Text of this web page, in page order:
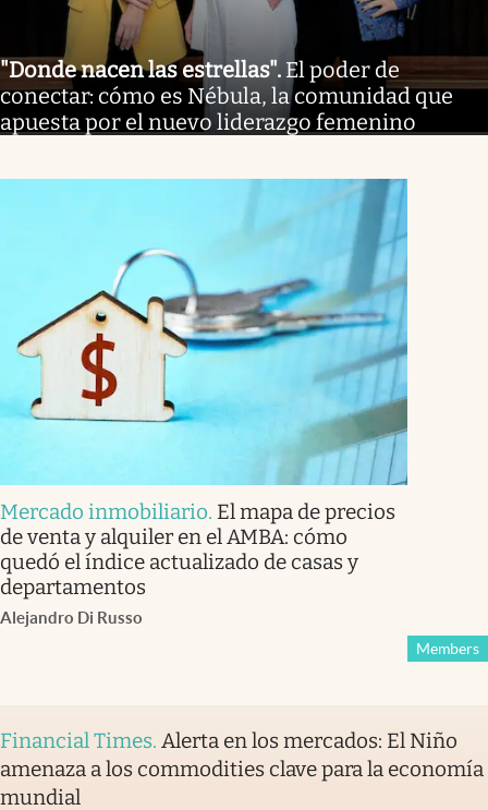
"Donde nacen las estrellas". El poder de
conectar: cómo es Nébula, la comunidad que
apuesta por el nuevo liderazgo femenino
Mercado inmobiliario. El mapa de precios
de venta y alquiler en el AMBA: cómo
quedó el índice actualizado de casas y
departamentos
Alejandro Di Russo
Members
Financial Times. Alerta en los mercados: El Niño
amenaza a los commodities clave para la economía
mundial